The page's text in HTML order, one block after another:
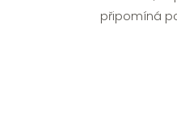
připomíná